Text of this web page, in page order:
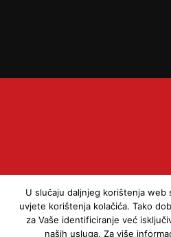
U slučaju daljnjeg korištenja web
uvjete korištenja kolačića. Tako
za Vaše identificiranje već
naših usluga. Za više